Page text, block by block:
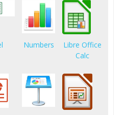
Numbers
Libre Office
Calc